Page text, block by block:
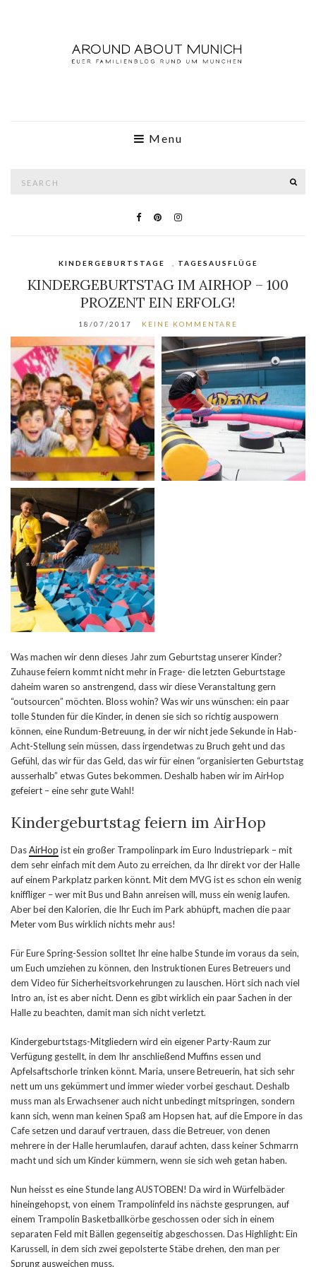
Menu
KINDERGEBURTSTAGE TAGESAUSFLÜGE
KINDERGEBURTSTAG IM AIRHOP – 100
PROZENT EIN ERFOLG!
18/07/2017 KEINE KOMMENTARE
Was machen wir denn dieses Jahr zum Geburtstag unserer Kinder?
Zuhause feiern kommt nicht mehr in Frage- die letzten Geburtstage
daheim waren so anstrengend, dass wir diese Veranstaltung gern
“outsourcen” möchten. Bloss wohin? Was wir uns wünschen: ein paar
tolle Stunden für die Kinder, in denen sie sich so richtig auspowern
können, eine Rundum-Betreuung, in der wir nicht jede Sekunde in Hab-
Acht-Stellung sein müssen, dass irgendetwas zu Bruch geht und das
Gefühl, das wir für das Geld, das wir für einen “organisierten Geburtstag
ausserhalb” etwas Gutes bekommen. Deshalb haben wir im AirHop
gefeiert – eine sehr gute Wahl!
Kindergeburtstag feiern im AirHop
DasAirHop ist ein großer Trampolinpark im Euro Industriepark – mit
dem sehr einfach mit dem Auto zu erreichen, da Ihr direkt vor der Halle
auf einem Parkplatz parken könnt. Mit dem MVG ist es schon ein wenig
kniffliger – wer mit Bus und Bahn anreisen will, muss ein wenig laufen.
Aber bei den Kalorien, die Ihr Euch im Park abhüpft, machen die paar
Meter vom Bus wirklich nichts mehr aus!
Für Eure Spring-Session solltet Ihr eine halbe Stunde im voraus da sein,
um Euch umziehen zu können, den Instruktionen Eures Betreuers und
dem Video für Sicherheitsvorkehrungen zu lauschen. Hört sich nach viel
Intro an, ist es aber nicht. Denn es gibt wirklich ein paar Sachen in der
Halle zu beachten, damit man sich nicht verletzt.
Kindergeburtstags-Mitgliedern wird ein eigener Party-Raum zur
Verfügung gestellt, in dem Ihr anschließend Muffins essen und
Apfelsaftschorle trinken könnt. Maria, unsere Betreuerin, hat sich sehr
nett um uns gekümmert und immer wieder vorbei geschaut. Deshalb
muss man als Erwachsener auch nicht unbedingt mitspringen, sondern
kann sich, wenn man keinen Spaß am Hopsen hat, auf die Empore in das
Cafe setzen und darauf vertrauen, dass die Betreuer, von denen
mehrere in der Halle herumlaufen, darauf achten, dass keiner Schmarrn
macht und sich um Kinder kümmern, wenn sie sich weh getan haben.
Nun heisst es eine Stunde lang AUSTOBEN! Da wird in Würfelbäder
hineingehopst, von einem Trampolinfeld ins nächste gesprungen, auf
einem Trampolin Basketballkörbe geschossen oder sich in einem
separaten Feld mit Bällen gegenseitig abgeschossen. Das Highlight: Ein
Karussell, in dem sich zwei gepolsterte Stäbe drehen, den man per
Sprung ausweichen muss.